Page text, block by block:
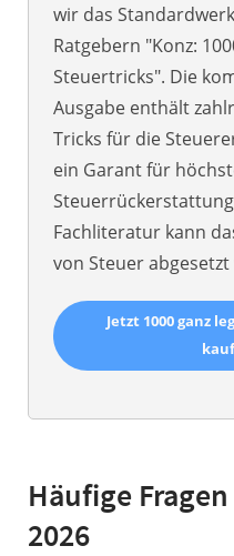
wir das
Ratgebern "Konz:
Steuertricks". Die
Ausgabe enthält
Tricks für die
ein Garant für
Fachliteratur kann
von Steuer
Jetzt 1000 ganz
Häufige
2026